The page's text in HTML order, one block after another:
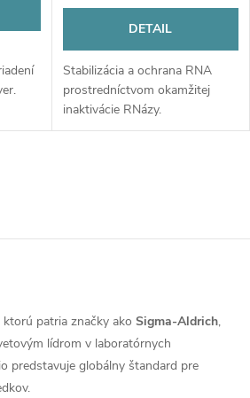
DETAIL
Stabilizácia a ochrana RNA
prostredníctvom okamžitej
inaktivácie RNázy.
patria značky ako Sigma-Aldrich,
lídrom v laboratórnych
predstavuje globálny štandard pre